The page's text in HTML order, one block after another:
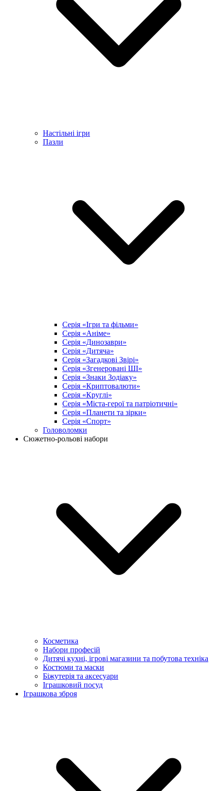
Настільні ігри
Пазли
Серія «Ігри та фільми»
Серія «Аніме»
Серія «Динозаври»
Серія «Дитяча»
Серія «Загадкові Звірі»
Серія «Згенеровані ШІ»
Серія «Знаки Зодіаку»
Серія «Криптовалюти»
Серія «Круглі»
Серія «Міста-герої та патріотичні»
Серія «Планети та зірки»
Серія «Спорт»
Головоломки
Сюжетно-рольові набори
Косметика
Набори професій
Дитячі кухні, ігрові магазини та побутова техніка
Костюми та маски
Біжутерія та аксесуари
Іграшковий посуд
Іграшкова зброя